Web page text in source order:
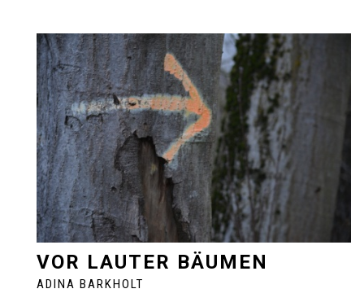
VOR LAUTER BÄUMEN
ADINA BARKHOLT